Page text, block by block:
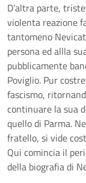
D’altra parte,
violenta reazione
tantomeno
persona ed allla
pubblicamente
Poviglio. Pur
fascismo,
continuare la sua
quello di Parma.
fratello, si vide
Qui comincia il
della biografia di